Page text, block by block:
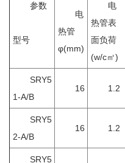
参数
型号
电
热管
φ(mm)
电
热管表
面负荷
(w/c㎡)
SRY5
1-A/B
16 1.2
SRY5
2-A/B
16 1.2
SRY5